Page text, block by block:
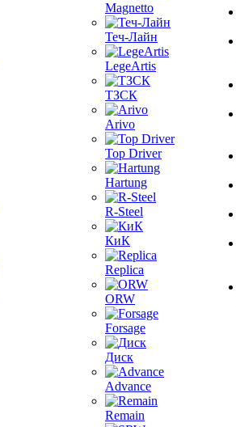
Magnetto
Теч-Лайн
LegeArtis
ТЗСК
Arivo
Top Driver
Hartung
R-Steel
КиК
Replica
ORW
Forsage
Диск
Advance
Remain